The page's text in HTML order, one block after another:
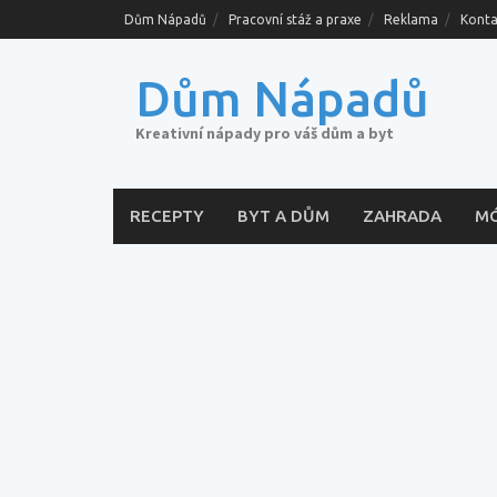
to
Dům Nápadů Pracovní stáž a praxe Reklama
Dům Nápadů
Kreativní nápady pro váš dům a byt
RECEPTY BYT A DŮM ZAHRADA